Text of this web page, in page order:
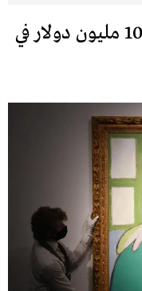
لوحة للرسام بيكاسو تباع بـ 103 مليون دولار في